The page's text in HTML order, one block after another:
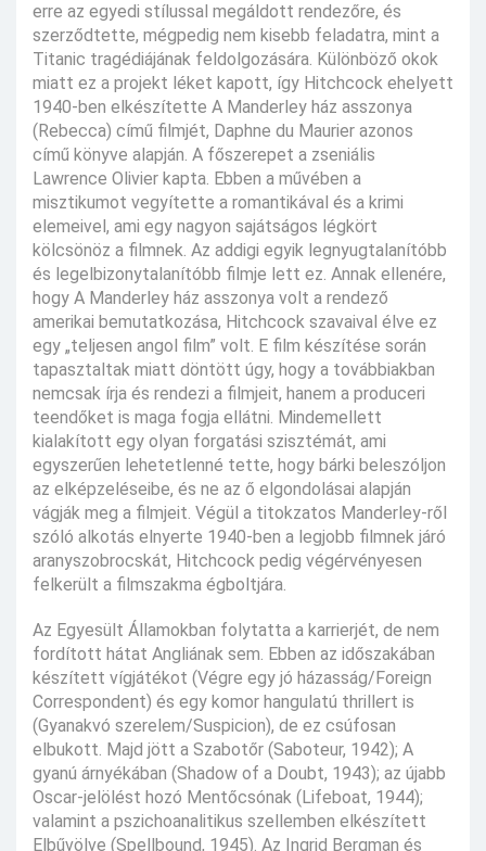
erre az egyedi stílussal megáldott rendezőre, és
szerződtette, mégpedig nem kisebb feladatra, mint a
Titanic tragédiájának feldolgozására. Különböző okok
miatt ez a projekt léket kapott, így Hitchcock ehelyett
1940-ben elkészítette A Manderley ház asszonya
(Rebecca) című filmjét, Daphne du Maurier azonos
című könyve alapján. A főszerepet a zseniális
Lawrence Olivier kapta. Ebben a művében a
misztikumot vegyítette a romantikával és a krimi
elemeivel, ami egy nagyon sajátságos légkört
kölcsönöz a filmnek. Az addigi egyik legnyugtalanítóbb
és legelbizonytalanítóbb filmje lett ez. Annak ellenére,
hogy A Manderley ház asszonya volt a rendező
amerikai bemutatkozása, Hitchcock szavaival élve ez
egy „teljesen angol film” volt. E film készítése során
tapasztaltak miatt döntött úgy, hogy a továbbiakban
nemcsak írja és rendezi a filmjeit, hanem a produceri
teendőket is maga fogja ellátni. Mindemellett
kialakított egy olyan forgatási szisztémát, ami
egyszerűen lehetetlenné tette, hogy bárki beleszóljon
az elképzeléseibe, és ne az ő elgondolásai alapján
vágják meg a filmjeit. Végül a titokzatos Manderley-ről
szóló alkotás elnyerte 1940-ben a legjobb filmnek járó
aranyszobrocskát, Hitchcock pedig végérvényesen
felkerült a filmszakma égboltjára.
Az Egyesült Államokban folytatta a karrierjét, de nem
fordított hátat Angliának sem. Ebben az időszakában
készített vígjátékot (Végre egy jó házasság/Foreign
Correspondent) és egy komor hangulatú thrillert is
(Gyanakvó szerelem/Suspicion), de ez csúfosan
elbukott. Majd jött a Szabotőr (Saboteur, 1942); A
gyanú árnyékában (Shadow of a Doubt, 1943); az újabb
Oscar-jelölést hozó Mentőcsónak (Lifeboat, 1944);
valamint a pszichoanalitikus szellemben elkészített
Elbűvölve (Spellbound, 1945). Az Ingrid Bergman és